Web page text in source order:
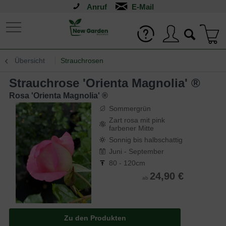
Anruf
Übersicht Strauchrosen
Strauchrose 'Orienta Magnolia' ®
Rosa 'Orienta Magnolia' ®
Sommergrün
Zart rosa mit pink
farbener Mitte
Sonnig bis halbschattig
Juni - September
80 - 120cm
ab 24,90 €
Zu den Produkten